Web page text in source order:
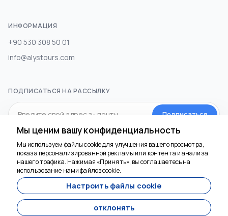
ИНФОРМАЦИЯ
+90 530 308 50 01
info@alystours.com
ПОДПИСАТЬСЯ НА РАССЫЛКУ
Подписаться
СОЦИАЛЬНЫЕ МЕДИА
Мы ценим вашу конфиденциальность
Мы используем файлы cookie для улучшения вашего просмотра,
показа персонализированной рекламы или контента и анализа
нашего трафика. Нажимая «Принять», вы соглашаетесь на
использование нами файлов cookie.
Настроить файлы cookie
отклонять
Мы здесь, чтобы